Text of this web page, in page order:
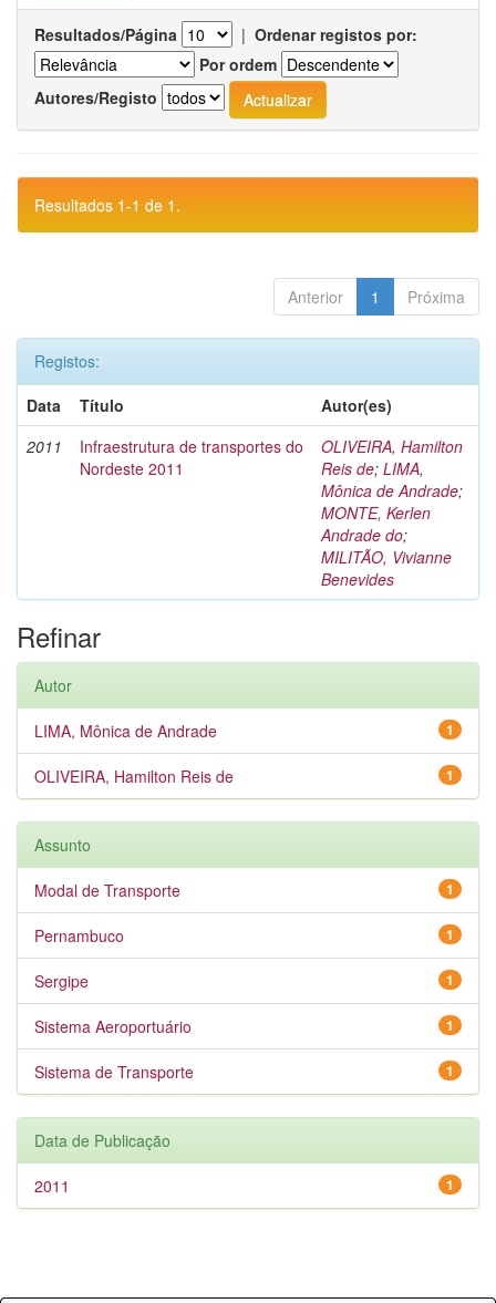
Resultados/Página | Ordenar registos por:
Por ordem
Autores/Registo
Resultados 1-1 de 1.
Anterior 1 Próxima
Registos:
Data
Título
Autor(es)
2011
Infraestrutura de transportes do
Nordeste 2011
OLIVEIRA, Hamilton
Reis de; LIMA,
Mônica de Andrade;
MONTE, Kerlen
Andrade do;
MILITÃO, Vivianne
Benevides
Refinar
Autor
1
LIMA, Mônica de Andrade
1
OLIVEIRA, Hamilton Reis de
Assunto
1
Modal de Transporte
1
Pernambuco
1
Sergipe
1
Sistema Aeroportuário
1
Sistema de Transporte
Data de Publicação
1
2011